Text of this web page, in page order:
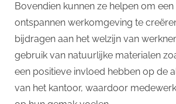
Bovendien kunnen ze helpen om
ontspannen werkomgeving te
bijdragen aan het welzijn van
gebruik van natuurlijke materialen
een positieve invloed hebben op de
van het kantoor, waardoor